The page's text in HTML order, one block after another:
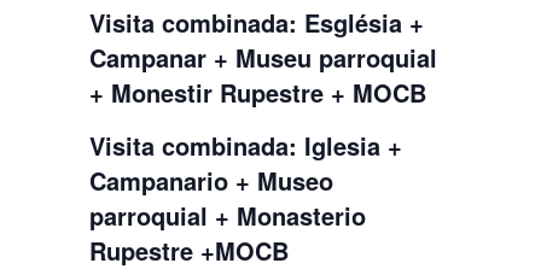
Visita combinada: Església +
Campanar + Museu parroquial
+ Monestir Rupestre + MOCB
Visita combinada: Iglesia +
Campanario + Museo
parroquial + Monasterio
Rupestre +MOCB